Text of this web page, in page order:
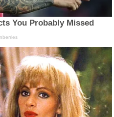
You Probably Missed